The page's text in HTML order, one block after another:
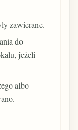
zawierane.
do
jeżeli
albo